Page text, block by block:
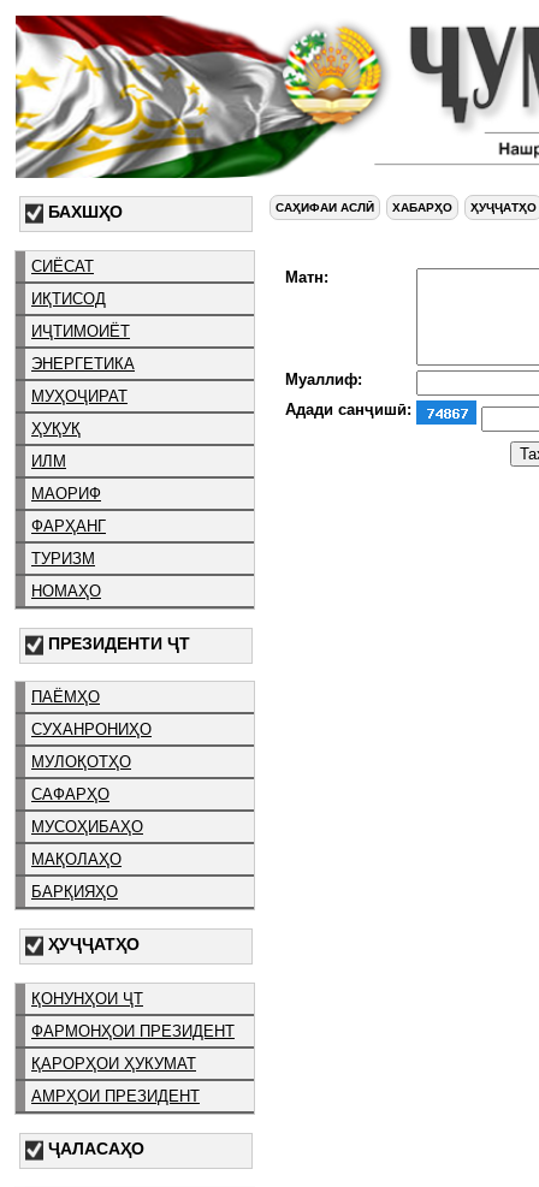
БАХШҲО
СИЁСАТ
ИҚТИСОД
ИҶТИМОИЁТ
ЭНЕРГЕТИКА
МУҲОҶИРАТ
ҲУҚУҚ
ИЛМ
МАОРИФ
ФАРҲАНГ
ТУРИЗМ
НОМАҲО
ПРЕЗИДЕНТИ ҶТ
ПАЁМҲО
СУХАНРОНИҲО
МУЛОҚОТҲО
САФАРҲО
МУСОҲИБАҲО
МАҚОЛАҲО
БАРҚИЯҲО
ҲУҶҶАТҲО
ҚОНУНҲОИ ҶТ
ФАРМОНҲОИ ПРЕЗИДЕНТ
ҚАРОРҲОИ ҲУКУМАТ
АМРҲОИ ПРЕЗИДЕНТ
ҶАЛАСАҲО
САҲИФАИ АСЛӢ ХАБАРҲО ҲУҶҶАТҲО
Матн:
Муаллиф:
Адади санҷишӣ: